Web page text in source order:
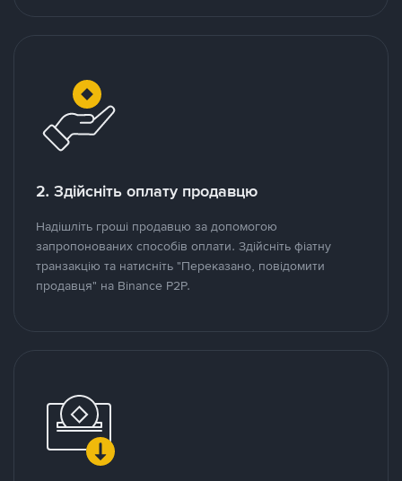
2. Здійсніть оплату продавцю
Надішліть гроші продавцю за допомогою
запропонованих способів оплати. Здійсніть фіатну
транзакцію та натисніть "Переказано, повідомити
продавця" на Binance P2P.